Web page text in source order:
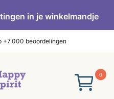
in je winkelmandje
+7.000 beoordelingen
0